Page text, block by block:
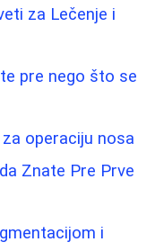
za Lečenje i
pre nego što se
operaciju nosa
Znate Pre Prve
i